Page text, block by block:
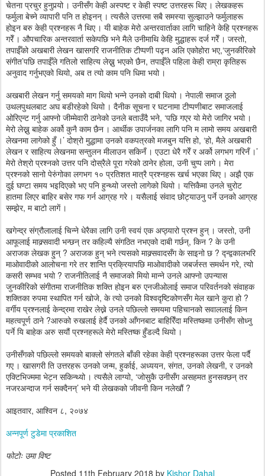
चेतना प्रचुर हुनुपर्‍यो । उनीसँग केही अस्पष्ट र केही स्पष्ट उत्तरहरू थिए । लेखकहरू
फर्मुला बेच्ने व्यापारी पनि त होइनन् । त्यसैले उत्तरमा सबै समस्या सुल्झाउने फर्मुलाहरू
होइन बरु केही प्रश्नहरू नै थिए । यी बाहेक मेरो अन्तरवार्ताका लागि चाहिने केहि प्रश्नहरू
गरेँ । औपचारिक अन्तरवार्ता सकेपछि भने मैले उनीमाथि केहि मुद्धाहरू दर्ज गरेँ । जस्तो,
तपाईँको अखबारी लेखन खासगरि राजनीतिक टीप्पणी पढ्न अलि एकोहोरा भए,‘जुनकीरिको
संगीत’पछि तपाईँले गतिलो साहित्य लेख्नु भएको छैन, तपाईँले पहिला केही राम्रा कृतिहरू
अनुवाद गर्नुभएको थियो, अब त त्यो काम पनि धिमा भयो ।
अखबारी लेखन गर्नु समयको माग थियो भन्ने उनको दाबी थियो । नेपाली समाज ठूलो
उथलपुथलबाट अघ बडीरहेको थियो । दैनीक सूचना र घटनामा टीप्पणीबाट समाजलाई
ओरिएन्ट गर्नु आफ्नो जीम्मेवारी ठानेको उनले बताउँदै भने, ‘पछि गएर यो मेरो जागिर भयो ।
मेरो लेख्नु बाहेक अर्को कुनै काम छैन । आर्थीक उपार्जनका लागि पनि म लामो समय अखबारी
लेखनमा लागेको हुँ ।’ दोश्रो मुद्धामा उनको वकपत्रको मजबुन यत्ति हो, ‘हो, मैले अखबारी
लेखन र साहित्य लेखनमा सन्तुलन मीलाउन सकिनँ । एउटा धेरै गरेँ र अर्को लगभग गरिनँ ।’
मेरो तेश्रो प्रश्नको उत्तर पनि दोस्रैले पूरा गरेको ठानेर होला, उनी चुप्प लागे । मेरा
प्रश्नको सानो पेरुंगोका लगभग १० प्रतिशत मात्रै प्रश्नहरू खर्च भएका थिए । अझै एक
दुई घण्टा समय भइदिएको भए पनि हुन्थ्यो जस्तो लागेको थियो । यत्तिकैमा उनले चुरोट
हातमा लिएर बाहिर बसेर गफ गर्न आग्रह गरे । यसैलाई संवाद छोट्याउनु पर्ने उनको आग्रह
सम्झेर, म बाटो लागें ।
खगेन्द्र संग्रौलालाई चिन्ने धेरैका लागि उनी स्वयं एक अप्ठ्यारो प्रश्न हुन् । जस्तो, उनी
आफूलाई माक्र्सवादी भन्छन् तर कहिल्यै संगठित नभएको दाबी गर्छन्, किन ? के उनी
अराजक लेखक हु्न् ? अराजक हुन् भने त्यसको माक्र्सवादसँग के साइनो छ ? द्न्द्वकालभरि
माओवादीको आलोचना गरे तर शान्ति प्रक्रियापछि माओवादीको जबर्जस्त समर्थन गरे, त्यो
कसरी सम्भव भयो ? राजनीतिलाई नै समाजको मियो मान्ने उनले आफ्नो उपन्यास
जुनकीरिको संगीतमा राजनीतिक शक्ति होइन बरु एनजीओलाई समाज परिवर्तनको संवाहक
शक्तिका रुपमा स्थापित गर्न खोजे, के त्यो उनको विश्वदृष्टिकोणसँग मेल खाने कुरा हो ?
वर्गीय प्रश्नलाई केन्द्रमा राखेर लेख्ने उनले पछिल्लो समयमा पहिचानको सवाललाई किन
महत्वपूर्ण ठाने ?आरुको रुखलाई हेर्दै उनको आँगनबाट बाहिरिँदा मस्तिष्कमा उनीसँग सोध्नु
पर्ने यि बाहेक अरु सयौं प्रश्नहरूले मेरो मस्तिष्क हुँडल्दै थियो ।
उनीसँगको पछिल्लो समयको बाक्लो संगतले बाँकी रहेका केही प्रश्नहरूका उत्तर फेला पर्दै
गए । खासगरी ति उत्तरहरू उनको जन्म, हुर्काई, अध्ययन, संगत, उनको लेखनी, र उनको
एक्टिभिज्ममा भेट्न सकिन्थ्यो । त्यसैले लाग्यो, ‘जोसुकै उनीसँग असहमत हुनसक्छन् तर
नजरअन्दाज गर्न सक्दैनन्’ भने यी लेखकको जीवनी किन नलेखौं ?
आइतवार, आश्विन ८, २०७४
अन्नपूर्ण टुडेमा प्रकाशित
फोटोः उमा विष्ट
Posted 11th February 2018 by Kishor Dahal